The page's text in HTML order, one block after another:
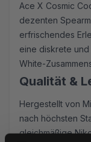
Ace X Cosmic
dezenten
erfrischendes
eine diskrete
White-
Qualität &
Hergestellt von
nach höchsten
gleichmäßige